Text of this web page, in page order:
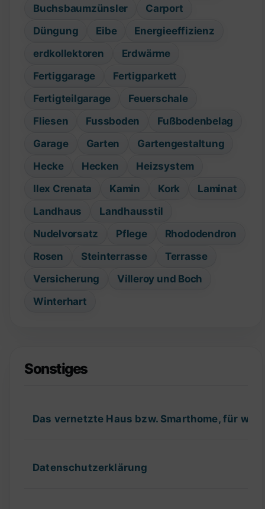
Buchsbaumzünsler
Carport
Düngung
Eibe
Energieeffizienz
erdkollektoren
Erdwärme
Fertiggarage
Fertigparkett
Fertigteilgarage
Feuerschale
Fliesen
Fussboden
Fußbodenbelag
Garage
Garten
Gartengestaltung
Hecke
Hecken
Heizsystem
Ilex Crenata
Kamin Kork
Laminat
Landhaus
Landhausstil
Nudelvorsatz
Pflege
Rhododendron
Rosen
Steinterrasse
Terrasse
Versicherung
Villeroy und Boch
Winterhart
Sonstiges
Das vernetzte Haus bzw. Smarthome, für
Datenschutzerklärung